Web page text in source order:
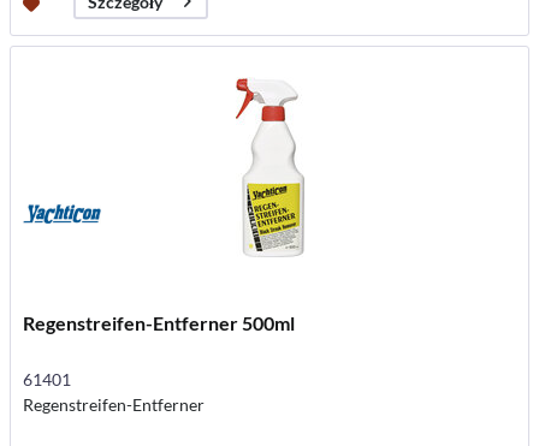
Regenstreifen-Entferner 500ml
61401
Regenstreifen-Entferner